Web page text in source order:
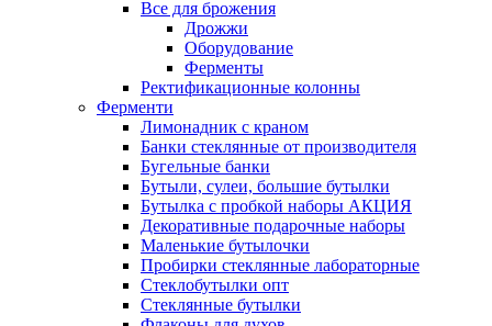
Все для брожения
Дрожжи
Оборудование
Ферменты
Ректификационные колонны
Ферменти
Лимонадник с краном
Банки стеклянные от производителя
Бугельные банки
Бутыли, сулеи, большие бутылки
Бутылка с пробкой наборы АКЦИЯ
Декоративные подарочные наборы
Маленькие бутылочки
Пробирки стеклянные лабораторные
Стеклобутылки опт
Стеклянные бутылки